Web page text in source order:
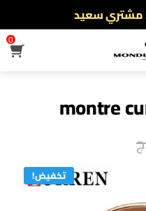
استلام المنتج
0
montre
تخفيض!